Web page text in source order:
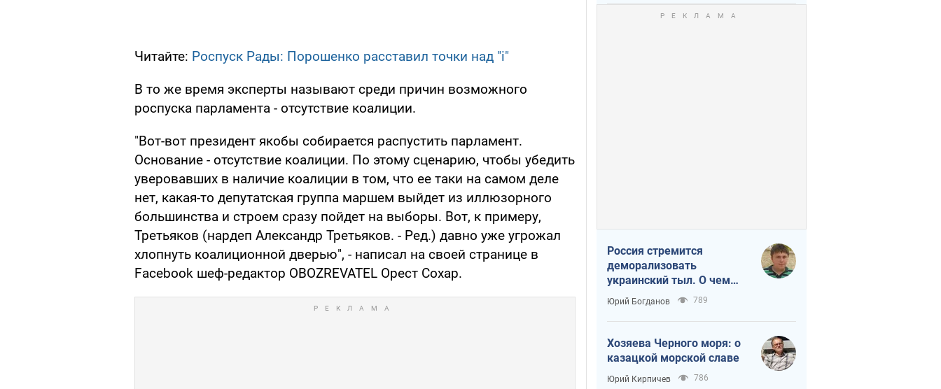
Читайте: Роспуск Рады: Порошенко расставил точки над "і"
В то же время эксперты называют среди причин возможного
роспуска парламента - отсутствие коалиции.
"Вот-вот президент якобы собирается распустить парламент.
Основание - отсутствие коалиции. По этому сценарию, чтобы убедить
уверовавших в наличие коалиции в том, что ее таки на самом деле
нет, какая-то депутатская группа маршем выйдет из иллюзорного
большинства и строем сразу пойдет на выборы. Вот, к примеру,
Третьяков (нардеп Александр Третьяков. - Ред.) давно уже угрожал
хлопнуть коалиционной дверью", - написал на своей странице в
Facebook шеф-редактор OBOZREVATEL Орест Сохар.
Россия стремится
деморализовать
украинский тыл. О чем
стоит себе напомнить
Юрий Богданов 789
Хозяева Черного моря: о
казацкой морской славе
Юрий Кирпичев 786